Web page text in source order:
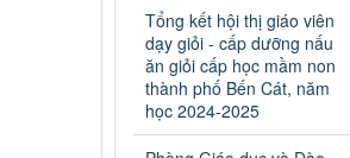
lĩnh vực giáo dục đào tạo
thuộc hệ giáo dục quốc
dân và cơ sở giáo dục khác
thuộc thẩm quyền giải
quyết của Sở Giáo dục và
Đào tạo, Ủy ban nhân dân
Tổng kết hội thị giáo viên
dạy giỏi - cấp dưỡng nấu
ăn giỏi cấp học mầm non
thành phố Bến Cát, năm
học 2024-2025